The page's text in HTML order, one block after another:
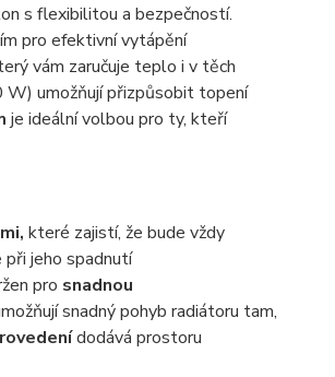
s flexibilitou a bezpečností.
pro efektivní vytápění
vám zaručuje teplo i v těch
umožňují přizpůsobit topení
je ideální volbou pro ty, kteří
které zajistí, že bude vždy
jeho spadnutí
pro snadnou
snadný pohyb radiátoru tam,
dodává prostoru